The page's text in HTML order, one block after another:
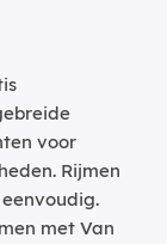
voor
Rijmen
met Van